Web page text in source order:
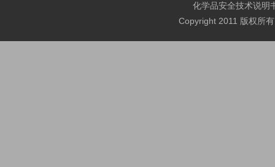
化学品安全技术说明
Copyright 2011 版权所